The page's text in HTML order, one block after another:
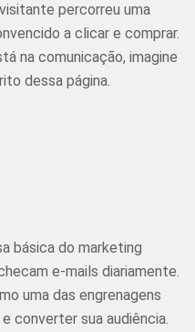
percorreu uma
a clicar e comprar.
na comunicação, imagine
dessa página.
básica do marketing
e-mails diariamente.
uma das engrenagens
converter sua audiência.